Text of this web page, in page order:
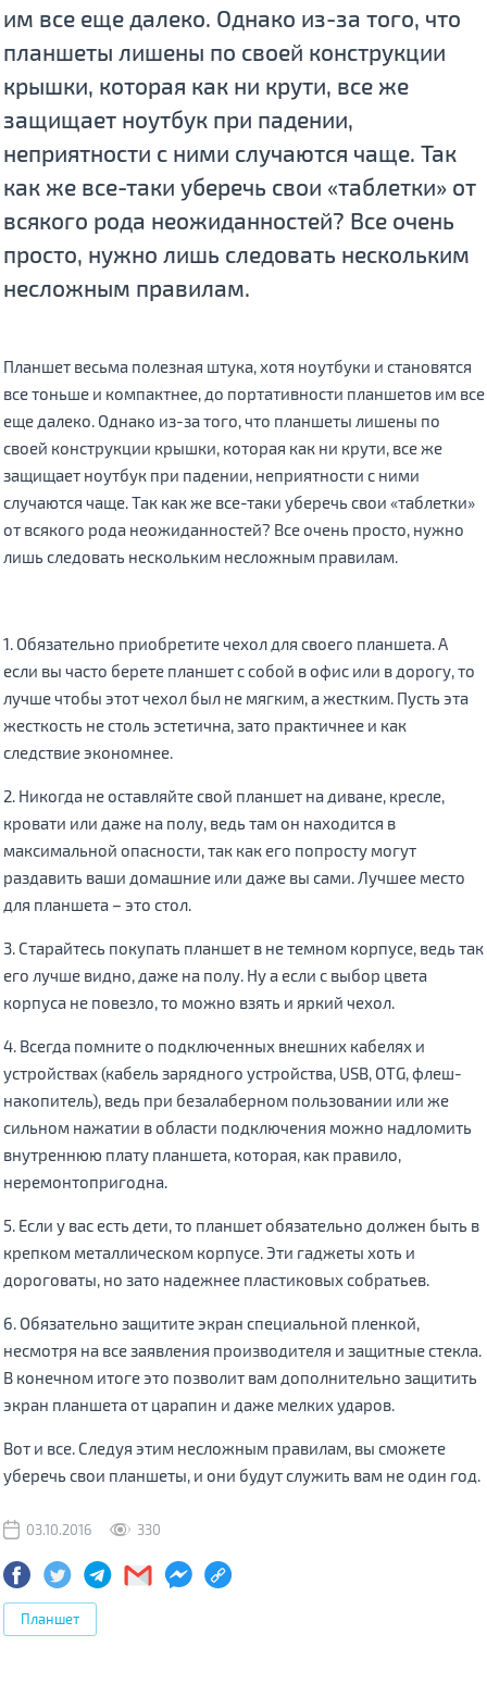
им все еще далеко. Однако из-за того, что
планшеты лишены по своей конструкции
крышки, которая как ни крути, все же
защищает ноутбук при падении,
неприятности с ними случаются чаще. Так
как же все-таки уберечь свои «таблетки» от
всякого рода неожиданностей? Все очень
просто, нужно лишь следовать нескольким
несложным правилам.
Планшет весьма полезная штука, хотя ноутбуки и становятся
все тоньше и компактнее, до портативности планшетов им все
еще далеко. Однако из-за того, что планшеты лишены по
своей конструкции крышки, которая как ни крути, все же
защищает ноутбук при падении, неприятности с ними
случаются чаще. Так как же все-таки уберечь свои «таблетки»
от всякого рода неожиданностей? Все очень просто, нужно
лишь следовать нескольким несложным правилам.
1. Обязательно приобретите чехол для своего планшета. А
если вы часто берете планшет с собой в офис или в дорогу, то
лучше чтобы этот чехол был не мягким, а жестким. Пусть эта
жесткость не столь эстетична, зато практичнее и как
следствие экономнее.
2. Никогда не оставляйте свой планшет на диване, кресле,
кровати или даже на полу, ведь там он находится в
максимальной опасности, так как его попросту могут
раздавить ваши домашние или даже вы сами. Лучшее место
для планшета – это стол.
3. Старайтесь покупать планшет в не темном корпусе, ведь так
его лучше видно, даже на полу. Ну а если с выбор цвета
корпуса не повезло, то можно взять и яркий чехол.
4. Всегда помните о подключенных внешних кабелях и
устройствах (кабель зарядного устройства, USB, OTG, флеш-
накопитель), ведь при безалаберном пользовании или же
сильном нажатии в области подключения можно надломить
внутреннюю плату планшета, которая, как правило,
неремонтопригодна.
5. Если у вас есть дети, то планшет обязательно должен быть в
крепком металлическом корпусе. Эти гаджеты хоть и
дороговаты, но зато надежнее пластиковых собратьев.
6. Обязательно защитите экран специальной пленкой,
несмотря на все заявления производителя и защитные стекла.
В конечном итоге это позволит вам дополнительно защитить
экран планшета от царапин и даже мелких ударов.
Вот и все. Следуя этим несложным правилам, вы сможете
уберечь свои планшеты, и они будут служить вам не один год.
03.10.2016 330
Планшет